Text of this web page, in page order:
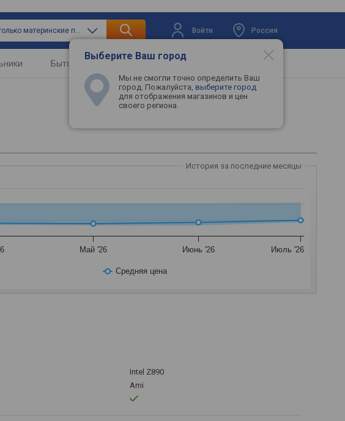
только материнские платы Войти Россия
Выберите Ваш город
Мы не смогли точно определить Ваш
город. Пожалуйста, выберите город
для отображения магазинов и цен
своего региона.
Бытовая техника Телевизоры
История за последние месяцы
Средняя цена
Май '26 Июнь '26 Июль '26
Intel Z890
Ami